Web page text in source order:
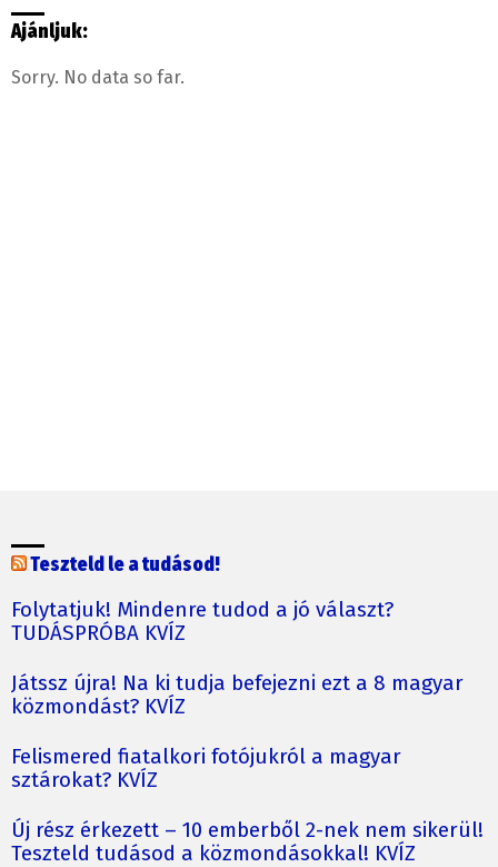
Ajánljuk:
Sorry. No data so far.
Teszteld le a tudásod!
Folytatjuk! Mindenre tudod a jó választ?
TUDÁSPRÓBA KVÍZ
Játssz újra! Na ki tudja befejezni ezt a 8 magyar
közmondást? KVÍZ
Felismered fiatalkori fotójukról a magyar
sztárokat? KVÍZ
Új rész érkezett – 10 emberből 2-nek nem sikerül!
Teszteld tudásod a közmondásokkal! KVÍZ